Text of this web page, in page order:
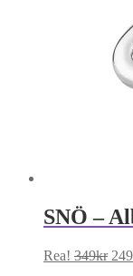
SNÖ –
Rea! 349kr Det
249